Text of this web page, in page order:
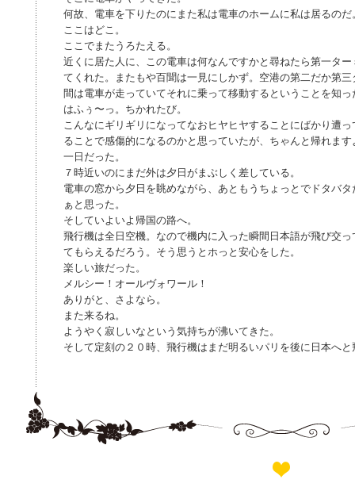
何故、電車を下りたのにまた私は電車のホームに私は居るのだ
ここはどこ。
ここでまたうろたえる。
近くに居た人に、この電車は何なんですかと尋ねたら第一タ
てくれた。またもや百聞は一見にしかず。空港の第二だか第
間は電車が走っていてそれに乗って移動するということを知っ
はふぅ〜っ。ちかれたび。
こんなにギリギリになってなおヒヤヒヤすることにばかり遭
ることで感傷的になるのかと思っていたが、ちゃんと帰れま
一日だった。
７時近いのにまだ外は夕日がまぶしく差している。
電車の窓から夕日を眺めながら、あともうちょっとでドタバ
ぁと思った。
そしていよいよ帰国の路へ。
飛行機は全日空機。なので機内に入った瞬間日本語が飛び交
てもらえるだろう。そう思うとホっと安心をした。
楽しい旅だった。
メルシー！オールヴォワール！
ありがと、さよなら。
また来るね。
ようやく寂しいなという気持ちが沸いてきた。
そして定刻の２０時、飛行機はまだ明るいパリを後に日本へ